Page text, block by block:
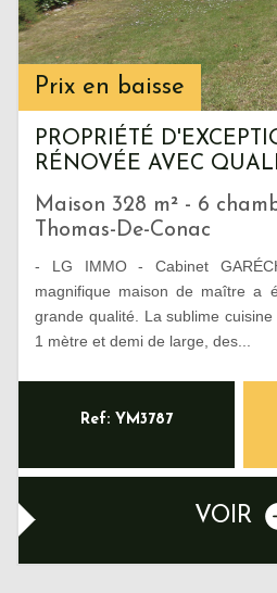
Prix en baisse
PROPRIÉTÉ
RÉNOVÉE AVEC
Maison 328 m² - 6
Thomas-De-Conac
- LG IMMO - Cabinet
magnifique maison de maître a
grande qualité. La sublime
1 mètre et demi de large, des...
Ref: YM3787
VOIR